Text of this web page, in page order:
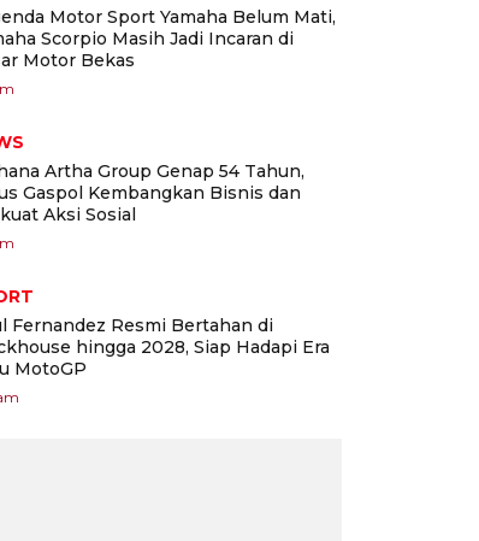
Motor Sport Yamaha Belum Mati,
Scorpio Masih Jadi Incaran di
Motor Bekas
Artha Group Genap 54 Tahun,
Gaspol Kembangkan Bisnis dan
Aksi Sosial
Fernandez Resmi Bertahan di
hingga 2028, Siap Hadapi Era
MotoGP